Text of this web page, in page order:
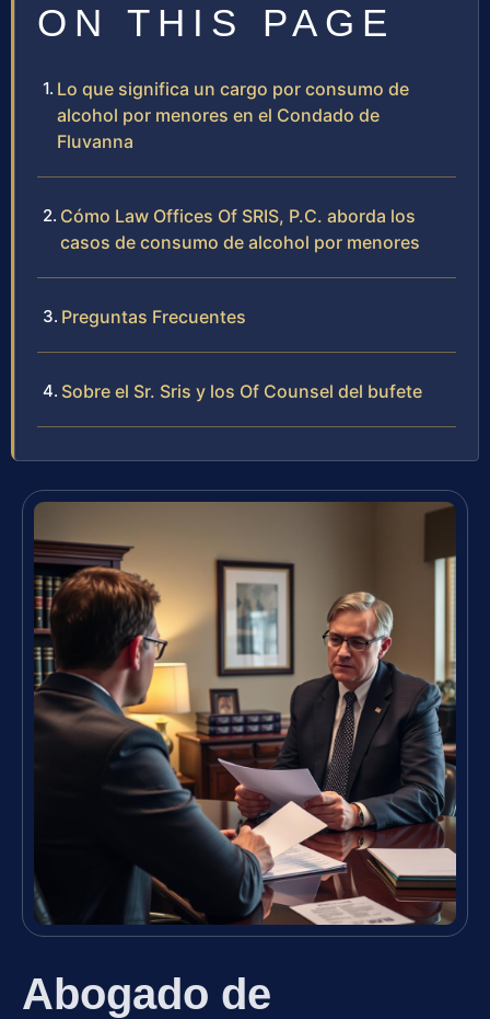
ON THIS PAGE
Lo que significa un cargo por consumo de
alcohol por menores en el Condado de
Fluvanna
Cómo Law Offices Of SRIS, P.C. aborda los
casos de consumo de alcohol por menores
Preguntas Frecuentes
Sobre el Sr. Sris y los Of Counsel del bufete
Abogado de